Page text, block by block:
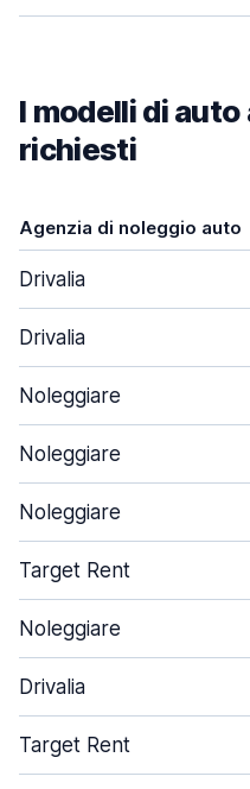
I modelli di
richiesti
Agenzia di noleggio auto
Drivalia
Drivalia
Noleggiare
Noleggiare
Noleggiare
Target Rent
Noleggiare
Drivalia
Target Rent